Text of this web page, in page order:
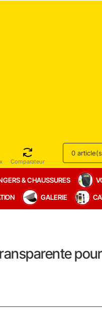
Comparateur
0
& CHAUSSURES
GALERIE